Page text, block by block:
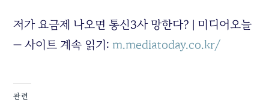
저가 요금제 나오면 통신3사 망한다? | 미디어오늘
— 사이트 계속 읽기: m.mediatoday.co.kr/
관련